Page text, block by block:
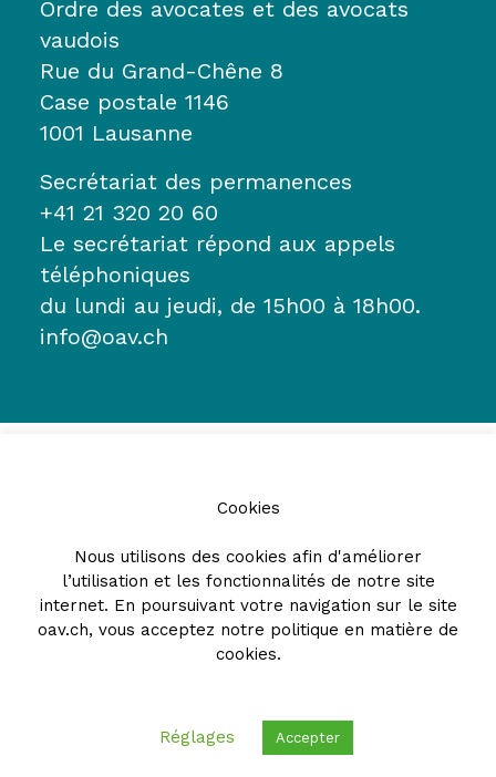
Ordre des avocates et des avocats
vaudois
Rue du Grand-Chêne 8
Case postale 1146
1001 Lausanne
Secrétariat des permanences
+41 21 320 20 60
Le secrétariat répond aux appels
téléphoniques
du lundi au jeudi, de 15h00 à 18h00.
info@oav.ch
Partenaires
Cookies
Nous utilisons des cookies afin d'améliorer
l’utilisation et les fonctionnalités de notre site
internet. En poursuivant votre navigation sur le site
oav.ch, vous acceptez notre politique en matière de
cookies.
Réglages Accepter